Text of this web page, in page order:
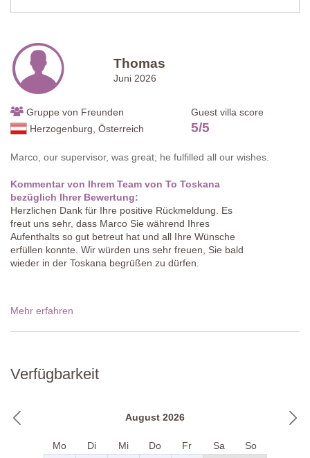
Thomas
Juni 2026
Gruppe von Freunden
Herzogenburg, Österreich
Guest villa score
5/5
Marco, our supervisor, was great; he fulfilled all our wishes.
Kommentar von Ihrem Team von To Toskana
bezüglich Ihrer Bewertung:
Herzlichen Dank für Ihre positive Rückmeldung. Es
freut uns sehr, dass Marco Sie während Ihres
Aufenthalts so gut betreut hat und all Ihre Wünsche
erfüllen konnte. Wir würden uns sehr freuen, Sie bald
wieder in der Toskana begrüßen zu dürfen.
Mehr erfahren
Verfügbarkeit
August 2026
Mo Di Mi Do Fr Sa So